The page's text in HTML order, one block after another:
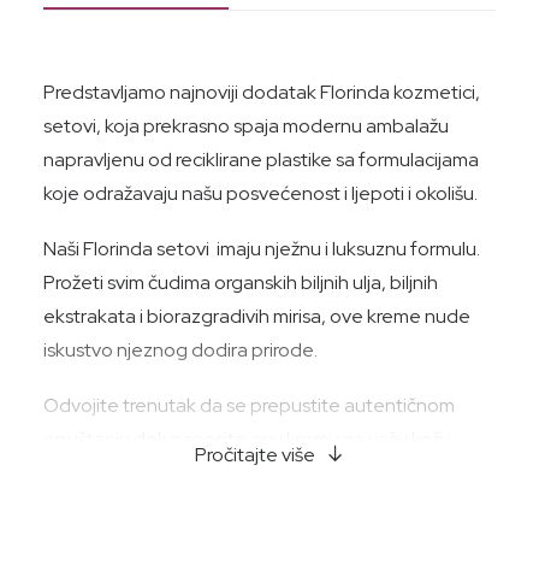
Predstavljamo najnoviji dodatak Florinda kozmetici,
setovi, koja prekrasno spaja modernu ambalažu
napravljenu od reciklirane plastike sa formulacijama
koje odražavaju našu posvećenost i ljepoti i okolišu.
Naši Florinda setovi imaju nježnu i luksuznu formulu.
Prožeti svim čudima organskih biljnih ulja, biljnih
ekstrakata i biorazgradivih mirisa, ove kreme nude
iskustvo njeznog dodira prirode.
Odvojite trenutak da se prepustite autentičnom
opuštanju dok nanosite ovu kremu na vašu kožu.
Vjerujemo u moć brige o sebi, a naša nova kolekcija
Pročitajte više